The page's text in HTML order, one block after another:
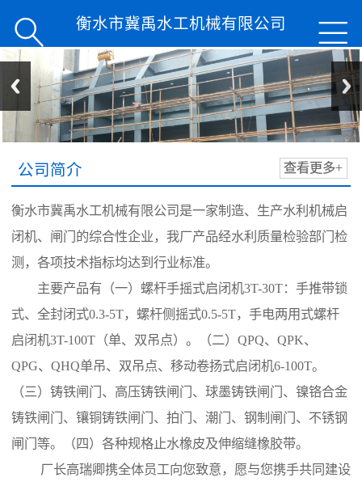

 衡水市冀禹水工机械有限公司
公司简介 查看更多+
衡水市冀禹水工机械有限公司是一家制造、生产水利机械启
闭机、闸门的综合性企业，我厂产品经水利质量检验部门检
测，各项技术指标均达到行业标准。
主要产品有（一）螺杆手摇式启闭机3T-30T：手推带锁
式、全封闭式0.3-5T，螺杆侧摇式0.5-5T，手电两用式螺杆
启闭机3T-100T（单、双吊点）。（二）QPQ、QPK、
QPG、QHQ单吊、双吊点、移动卷扬式启闭机6-100T。
（三）铸铁闸门、高压铸铁闸门、球墨铸铁闸门、镍铬合金
铸铁闸门、镶铜铸铁闸门、拍门、潮门、钢制闸门、不锈钢
闸门等。（四）各种规格止水橡皮及伸缩缝橡胶带。
厂长高瑞卿携全体员工向您致意，愿与您携手共同建设